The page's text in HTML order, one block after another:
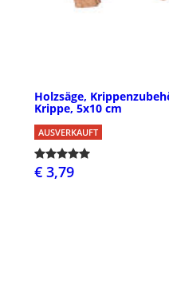
Holzsäge,
Krippe, 5x10 cm
AUSVERKAUFT
€ 3,79